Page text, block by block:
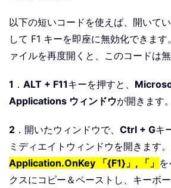
以下の短いコードを使えば、開いて
して F1 キーを即座に無効化できま
ァイルを再度開くと、このコードは無
1 ． ALT + F11キーを押すと、
Applications ウィンドウが開きます。
2 ．開いたウィンドウで、 Ctrl + Gキ
ミディエイトウィンドウを開きます
Application.OnKey 「{F1}」, 「」 を
クスにコピー＆ペーストし、キーボ